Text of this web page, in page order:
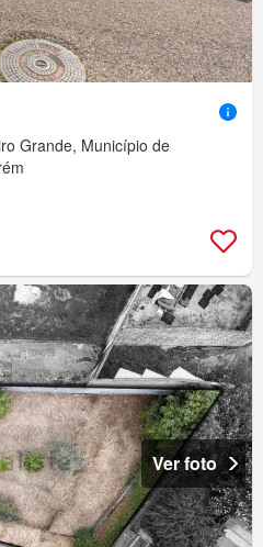
Grande, Município de
Ver foto